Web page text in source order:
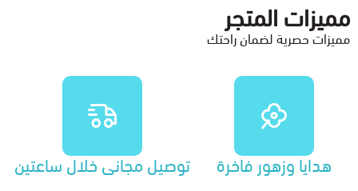
مميزات المتجر
مميزات حصرية لضمان راحتك
هدايا وزهور فاخرة توصيل مجاني خلال ساعتين